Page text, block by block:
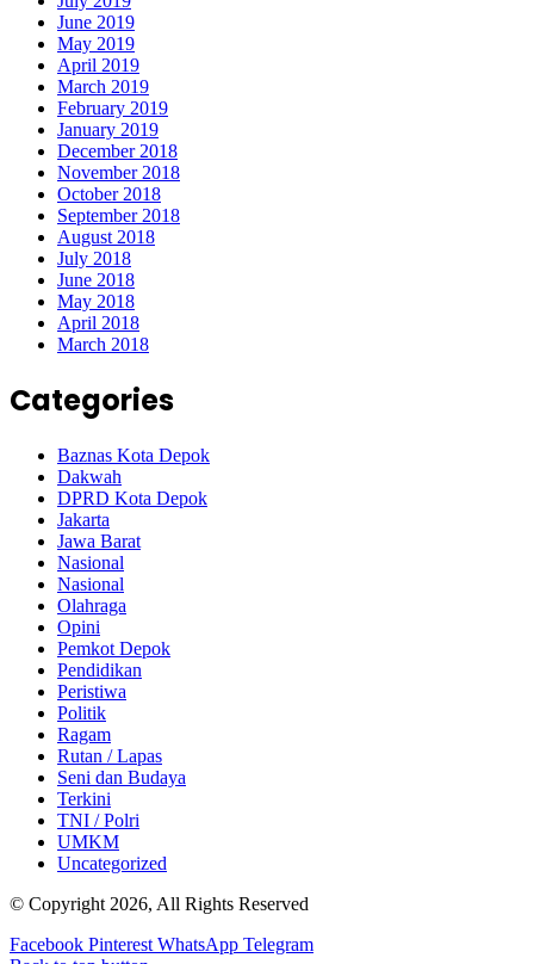
June 2019
May 2019
April 2019
March 2019
February 2019
January 2019
December 2018
November 2018
October 2018
September 2018
August 2018
July 2018
June 2018
May 2018
April 2018
March 2018
Categories
Baznas Kota Depok
Dakwah
DPRD Kota Depok
Jakarta
Jawa Barat
Nasional
Nasional
Olahraga
Opini
Pemkot Depok
Pendidikan
Peristiwa
Politik
Ragam
Rutan / Lapas
Seni dan Budaya
Terkini
TNI / Polri
UMKM
Uncategorized
© Copyright 2026, All Rights Reserved
Facebook Pinterest WhatsApp Telegram